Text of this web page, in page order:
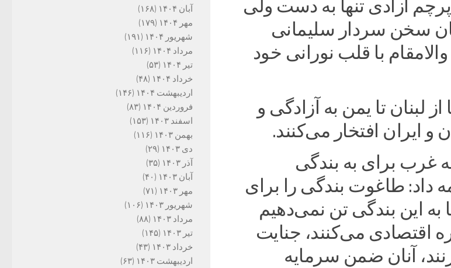
پرچم آزادی تنها به دست ولی
سخن سردار سلیمانی
با قلب نورانی خود
لبنان تا یمن به آزادگی و
و ایران افتخار می‌کنند.
غرب برای به بندگی
داد: طاغوت بندگی را برای
به این بندگی تن نمی‌دهیم
اقتصادی می‌کنند، جنایت
آنان ضمن سرمایه
آبان ۱۴۰۴
(۱۶۸)
مهر ۱۴۰۴
(۱۷۹)
شهریور ۱۴۰۴
(۱۹۱)
مرداد ۱۴۰۴
(۱۱۶)
تیر ۱۴۰۴
(۵۳)
خرداد ۱۴۰۴
(۴۸)
اردیبهشت ۱۴۰۴
(۱۴۶)
فروردین ۱۴۰۴
(۸۳)
اسفند ۱۴۰۳
(۱۵۳)
بهمن ۱۴۰۳
(۱۱۶)
دی ۱۴۰۳
(۲۹)
آذر ۱۴۰۳
(۳۵)
آبان ۱۴۰۳
(۴۰)
مهر ۱۴۰۳
(۷۱)
شهریور ۱۴۰۳
(۱۰۶)
مرداد ۱۴۰۳
(۸۸)
تیر ۱۴۰۳
(۱۴۵)
خرداد ۱۴۰۳
(۴۳)
اردیبهشت ۱۴۰۳
(۶۳)